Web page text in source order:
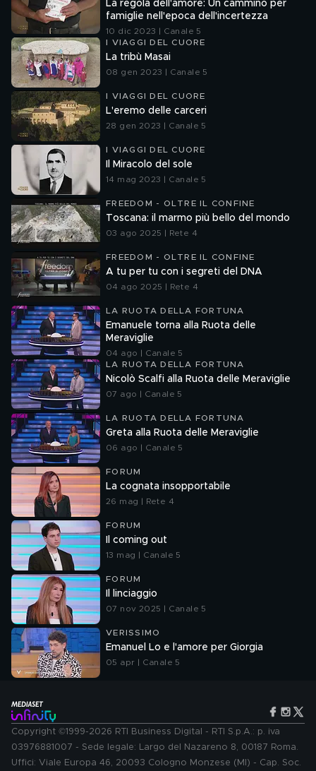
La regola dell'amore: Un cammino per
famiglie nell'epoca dell'incertezza
10 dic 2023 | Canale 5
I VIAGGI DEL CUORE
La tribù Masai
08 gen 2023 | Canale 5
I VIAGGI DEL CUORE
L'eremo delle carceri
28 gen 2023 | Canale 5
I VIAGGI DEL CUORE
Il Miracolo del sole
14 mag 2023 | Canale 5
FREEDOM - OLTRE IL CONFINE
Toscana: il marmo più bello del mondo
03 ago 2025 | Rete 4
FREEDOM - OLTRE IL CONFINE
A tu per tu con i segreti del DNA
04 ago 2025 | Rete 4
LA RUOTA DELLA FORTUNA
Emanuele torna alla Ruota delle
Meraviglie
04 ago | Canale 5
LA RUOTA DELLA FORTUNA
Nicolò Scalfi alla Ruota delle Meraviglie
07 ago | Canale 5
LA RUOTA DELLA FORTUNA
Greta alla Ruota delle Meraviglie
06 ago | Canale 5
FORUM
La cognata insopportabile
26 mag | Rete 4
FORUM
Il coming out
13 mag | Canale 5
FORUM
Il linciaggio
07 nov 2025 | Canale 5
VERISSIMO
Emanuel Lo e l'amore per Giorgia
05 apr | Canale 5
Copyright ©1999-2026 RTI Business Digital - RTI S.p.A.: p. iva
03976881007 - Sede legale: Largo del Nazareno 8, 00187 Roma.
Uffici: Viale Europa 46, 20093 Cologno Monzese (MI) - Cap. Soc.